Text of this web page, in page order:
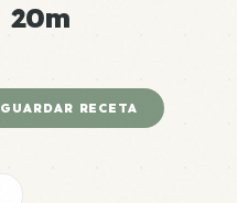
20m
GUARDAR RECETA